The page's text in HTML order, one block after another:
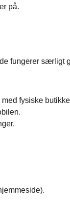
på.
fungerer særligt
fysiske